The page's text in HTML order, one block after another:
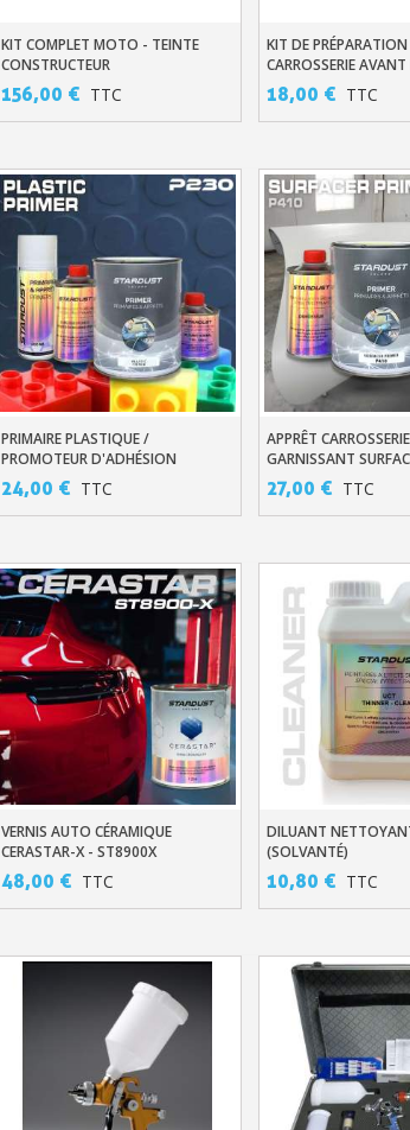
Paiement en 4x sans
Votre devis en ligne
Gagnez des points de
Livraison sous 24
Retour produits
Réduction de 5€ sur la
10€ de bon d'achat
Inscription à la
Livraison offerte en France
Paiement en 4x sans
Votre devis en ligne
Partagez vos créations et
Ajouter Au Panier
KIT COMPLET MOTO - TEINTE
CONSTRUCTEUR
156,00 € TTC
Ajouter Au
KIT DE
CARROSSERIE
18,00 € TTC
Ajouter Au Panier
PRIMAIRE PLASTIQUE /
PROMOTEUR D'ADHÉSION
MONOCOMPOSANTE P230
24,00 € TTC
Ajouter Au Panier
APPRÊT CARROSSERIE
GARNISSANT
27,00 € TTC
Ajouter Au Panier
VERNIS AUTO CÉRAMIQUE
CERASTAR-X - ST8900X
48,00 € TTC
Ajouter Au
DILUANT
(SOLVANTÉ)
10,80 € TTC